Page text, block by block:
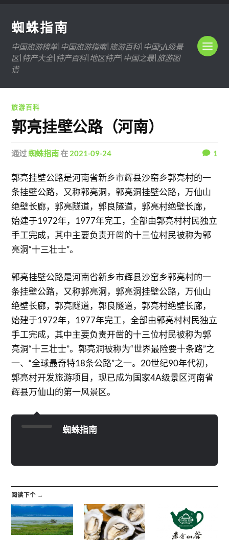
蜘蛛指南
中国旅游榜单|中国旅游指南|旅游百科|中国5A级景
区|特产大全|特产百科|地区特产|中国之最|旅游图
谱
旅游百科
郭亮挂壁公路（河南）
通过蜘蛛指南在 2021-09-24 1
郭亮挂壁公路是河南省新乡市辉县沙窑乡郭亮村的一
条挂壁公路，又称郭亮洞，郭亮洞挂壁公路，万仙山
绝壁长廊，郭亮隧道，郭良隧道，郭亮村绝壁长廊，
始建于1972年，1977年完工，全部由郭亮村村民独立
手工完成，其中主要负责开凿的十三位村民被称为郭
亮洞“十三壮士”。
郭亮挂壁公路是河南省新乡市辉县沙窑乡郭亮村的一
条挂壁公路，又称郭亮洞，郭亮洞挂壁公路，万仙山
绝壁长廊，郭亮隧道，郭良隧道，郭亮村绝壁长廊，
始建于1972年，1977年完工，全部由郭亮村村民独立
手工完成，其中主要负责开凿的十三位村民被称为郭
亮洞“十三壮士”。郭亮洞被称为“世界最险要十条路”之
一、“全球最奇特18条公路”之一。20世纪90年代初，
郭亮村开发旅游项目，现已成为国家4A级景区河南省
辉县万仙山的第一风景区。
蜘蛛指南
阅读下个 →